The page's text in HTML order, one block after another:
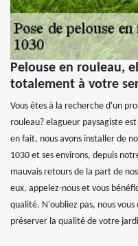
Pelouse en rouleau,
totalement à votre
Vous êtes à la recherche d'un
rouleau? elagueur paysagiste
en fait, nous avons installer de
1030 et ses environs, depuis
mauvais retours de la part de
eux, appelez-nous et vous
qualité. N'oubliez pas, nous
préserver la qualité de votre